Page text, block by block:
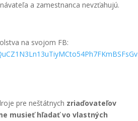
a zamestnanca nevzťahujú.
na svojom FB:
pre neštátnych zriaďovateľov
musieť hľadať vo vlastných